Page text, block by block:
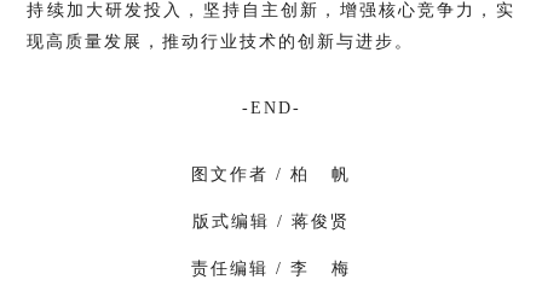
持续加大研发投入，坚持自主创新，增强核心竞争力，实
现高质量发展，推动行业技术的创新与进步。
-END-
图文作者 / 柏 帆
版式编辑 / 蒋俊贤
责任编辑 / 李 梅